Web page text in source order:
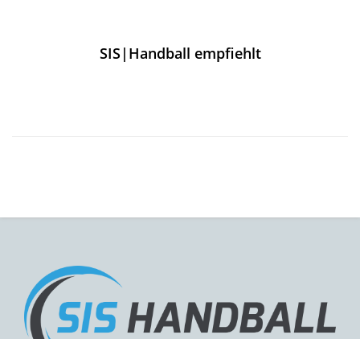
SIS|Handball empfiehlt